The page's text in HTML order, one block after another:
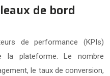
de bord
de performance (KPIs)
la plateforme. Le nombre
le taux de conversion,